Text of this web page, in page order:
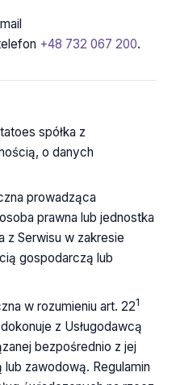
+48 732 067 200.
spółka z
o danych
prowadząca
prawna lub jednostka
z Serwisu w zakresie
gospodarczą lub
w rozumieniu art. 221
z Usługodawcą
bezpośrednio z jej
zawodową. Regulamin